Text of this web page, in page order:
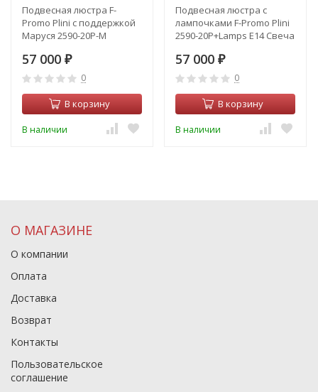
Подвесная люстра F-
Promo Plini с поддержкой
Маруся 2590-20P-М
57 000 ₽
0
В корзину
В наличии
Подвесная люстра с
лампочками F-Promo Plini
2590-20P+Lamps E14 Свеча
57 000 ₽
0
В корзину
В наличии
О МАГАЗИНЕ
О компании
Оплата
Доставка
Возврат
Контакты
Пользовательское
соглашение